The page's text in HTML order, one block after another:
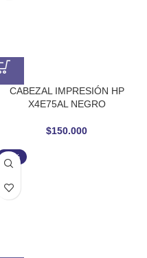
CABEZAL IMPRESIÓN HP
X4E75AL NEGRO
$150.000
-19%